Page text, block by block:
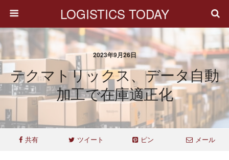
LOGISTICS TODAY
2023年9月26日
テクマトリックス、データ自動
加工で在庫適正化
共有 ツイート ピン メール